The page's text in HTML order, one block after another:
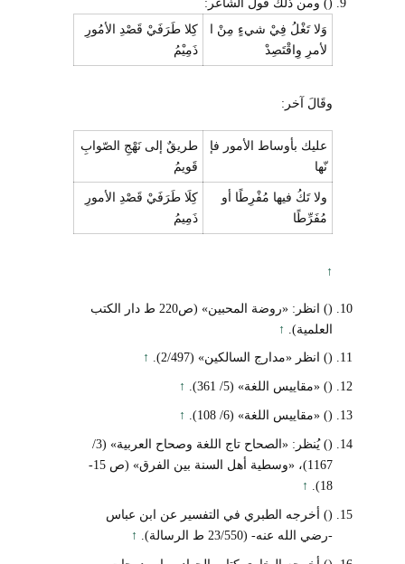
وَلا تَغْلُ فِيْ شيءٍ مِنْ ا
لأمرِ وِاقْتَصِدْ
كِلا طَرَفَيْ قَصْدِ الأمُورِ
ذَمِيْمُ
وقَالَ آخر:
عليك بأوساط الأمور فإ
نّها
طريقٌ إلى نَهْجِ الصّوابِ
قَويمُ
ولا تَكُ فيها مُفْرِطًا أو
مُفَرِّطًا
كِلَا طَرَفَيْ قَصْدِ الأمورِ
ذَمِيمُ
↑
() انظر: «روضة المحبين» (ص220 ط دار الكتب
العلمية). ↑
() انظر «مدارج السالكين» (2/497).
↑
() «مقاييس اللغة» (5/ 361).
↑
() «مقاييس اللغة» (6/ 108).
↑
() يُنظر: «الصحاح تاج اللغة وصحاح العربية» (3/
1167)، «وسطية أهل السنة بين الفرق» (ص 15-
18).
↑
() أخرجه الطبري في التفسير عن ابن عباس
-رضي الله عنه- (23/550 ط الرسالة).
↑